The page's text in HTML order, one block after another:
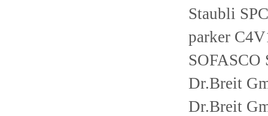
Staubli
parker
Dr.Breit
Dr.Breit